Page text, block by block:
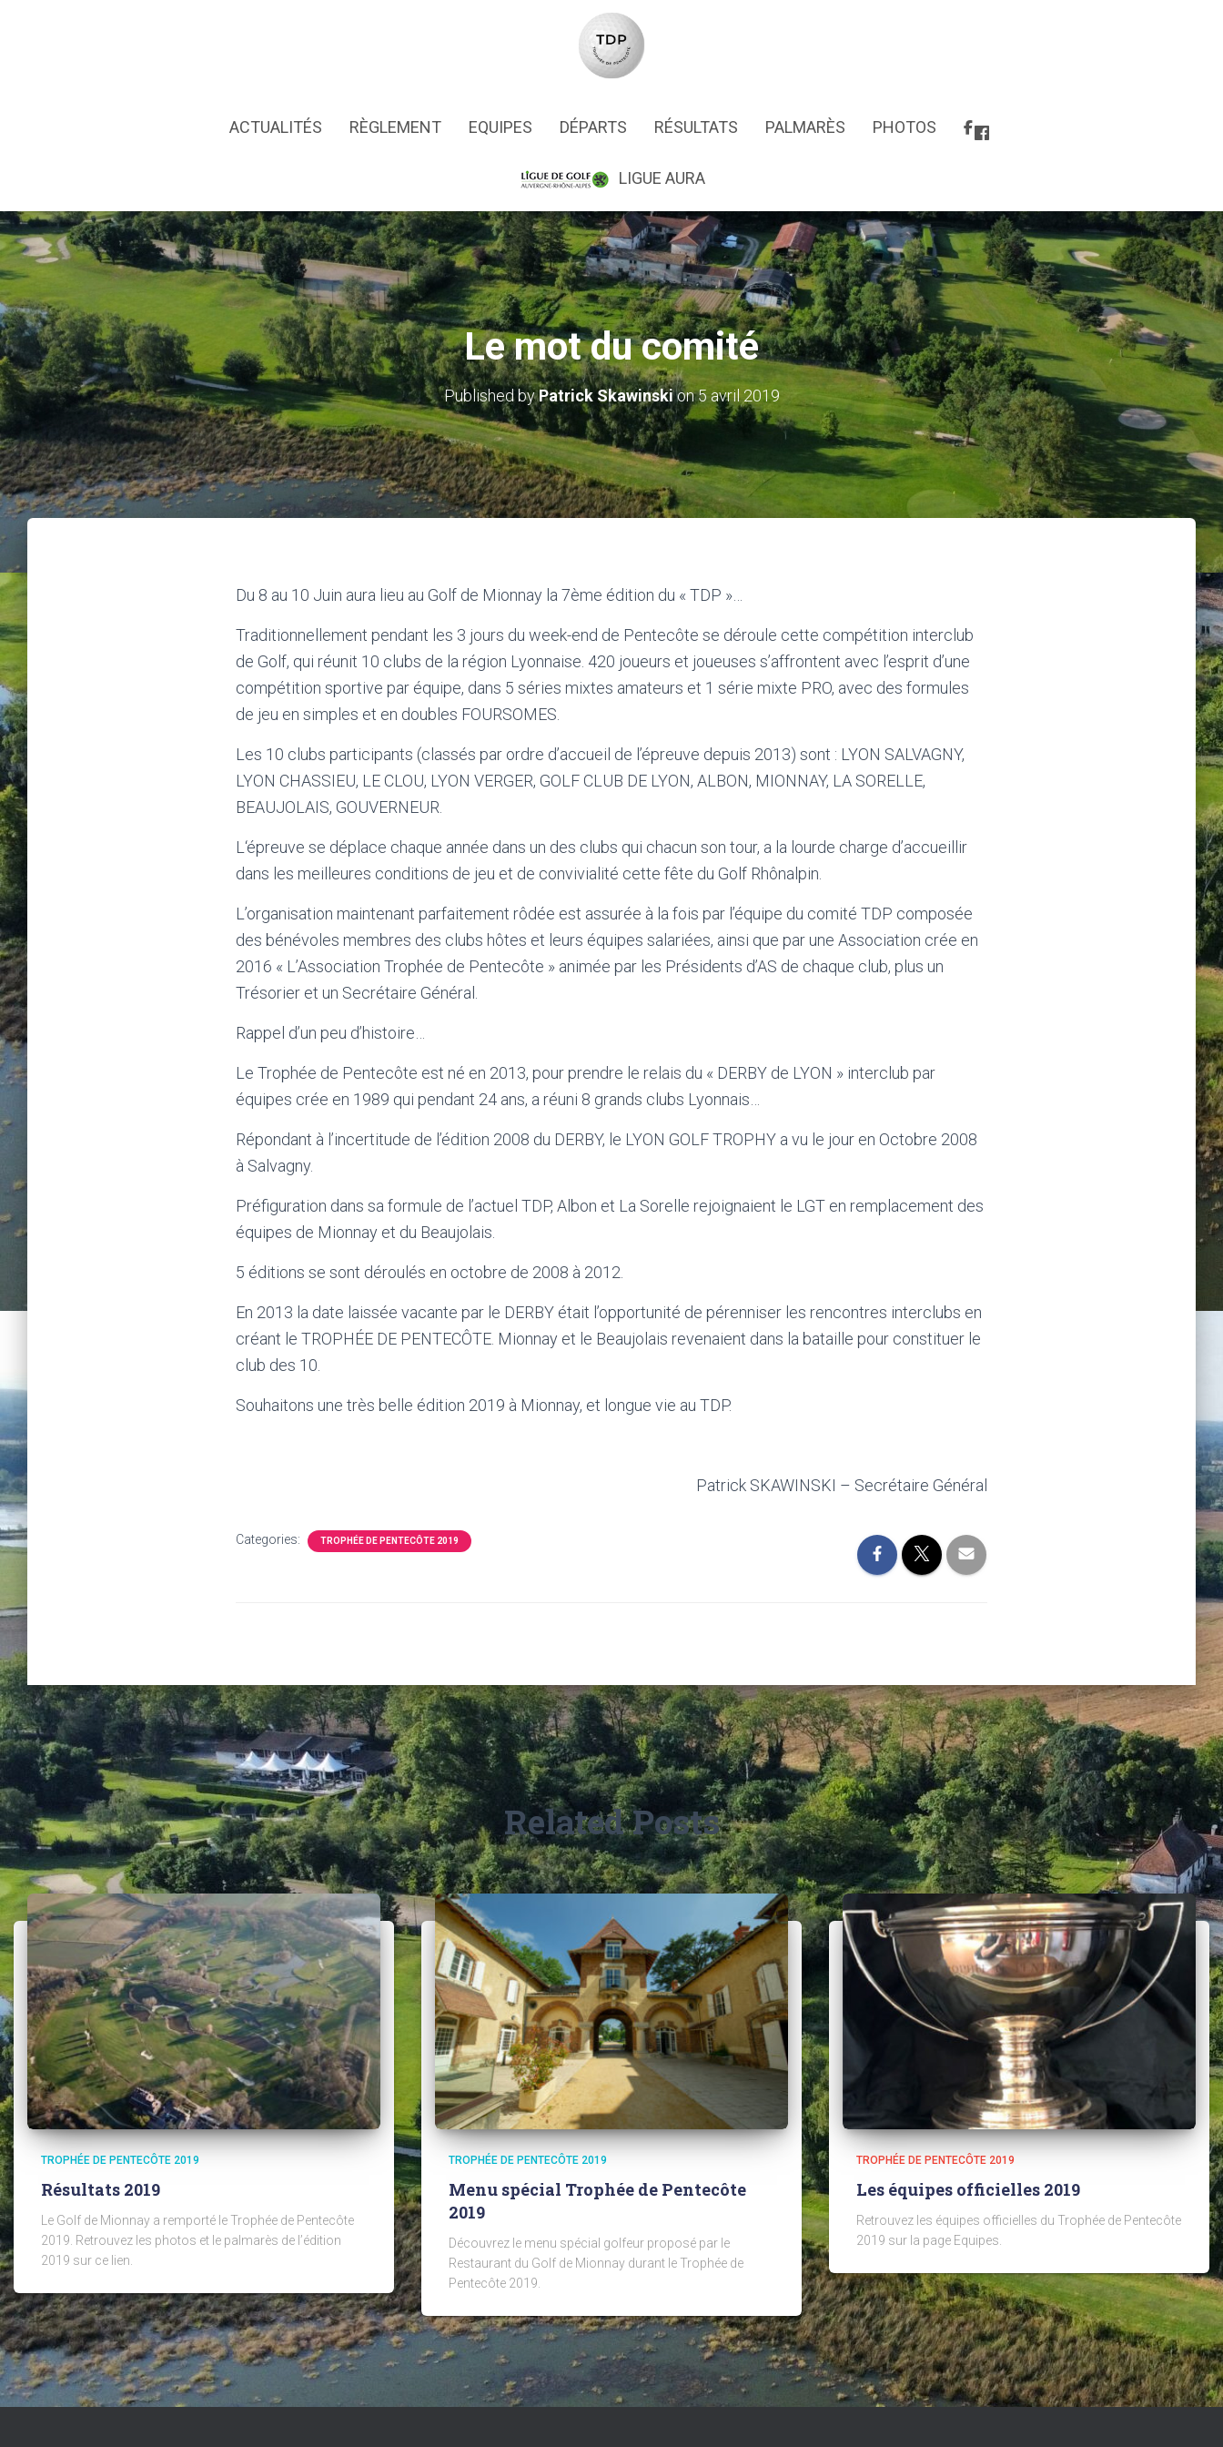
ACTUALITÉS RÈGLEMENT EQUIPES DÉPARTS RÉSULTATS PALMARÈS PHOTOS
LIGUE AURA
Le mot du comité
Published byPatrick Skawinskion5 avril 2019
Du 8 au 10 Juin aura lieu au Golf de Mionnay la 7ème édition du « TDP »…
Traditionnellement pendant les 3 jours du week-end de Pentecôte se déroule cette compétition interclub
de Golf, qui réunit 10 clubs de la région Lyonnaise. 420 joueurs et joueuses s’affrontent avec l’esprit d’une
compétition sportive par équipe, dans 5 séries mixtes amateurs et 1 série mixte PRO, avec des formules
de jeu en simples et en doubles FOURSOMES.
Les 10 clubs participants (classés par ordre d’accueil de l’épreuve depuis 2013) sont : LYON SALVAGNY,
LYON CHASSIEU, LE CLOU, LYON VERGER, GOLF CLUB DE LYON, ALBON, MIONNAY, LA SORELLE,
BEAUJOLAIS, GOUVERNEUR.
L‘épreuve se déplace chaque année dans un des clubs qui chacun son tour, a la lourde charge d’accueillir
dans les meilleures conditions de jeu et de convivialité cette fête du Golf Rhônalpin.
L’organisation maintenant parfaitement rôdée est assurée à la fois par l’équipe du comité TDP composée
des bénévoles membres des clubs hôtes et leurs équipes salariées, ainsi que par une Association crée en
2016 « L’Association Trophée de Pentecôte » animée par les Présidents d’AS de chaque club, plus un
Trésorier et un Secrétaire Général.
Rappel d’un peu d’histoire…
Le Trophée de Pentecôte est né en 2013, pour prendre le relais du « DERBY de LYON » interclub par
équipes crée en 1989 qui pendant 24 ans, a réuni 8 grands clubs Lyonnais…
Répondant à l’incertitude de l’édition 2008 du DERBY, le LYON GOLF TROPHY a vu le jour en Octobre 2008
à Salvagny.
Préfiguration dans sa formule de l’actuel TDP, Albon et La Sorelle rejoignaient le LGT en remplacement des
équipes de Mionnay et du Beaujolais.
5 éditions se sont déroulés en octobre de 2008 à 2012.
En 2013 la date laissée vacante par le DERBY était l’opportunité de pérenniser les rencontres interclubs en
créant le TROPHÉE DE PENTECÔTE. Mionnay et le Beaujolais revenaient dans la bataille pour constituer le
club des 10.
Souhaitons une très belle édition 2019 à Mionnay, et longue vie au TDP.
Patrick SKAWINSKI – Secrétaire Général
Categories: TROPHÉE DE PENTECÔTE 2019
Related Posts
TROPHÉE DE PENTECÔTE 2019
Résultats 2019
Le Golf de Mionnay a remporté le Trophée de Pentecôte
2019. Retrouvez les photos et le palmarès de l’édition
2019 sur ce lien.
TROPHÉE DE PENTECÔTE 2019
Menu spécial Trophée de Pentecôte
2019
Découvrez le menu spécial golfeur proposé par le
Restaurant du Golf de Mionnay durant le Trophée de
Pentecôte 2019.
TROPHÉE DE PENTECÔTE 2019
Les équipes officielles 2019
Retrouvez les équipes officielles du Trophée de Pentecôte
2019 sur la page Equipes.